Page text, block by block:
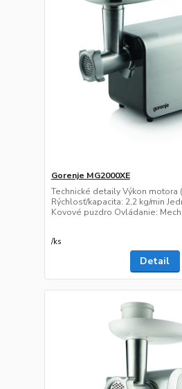
Gorenje MG2000XE
Technické detaily Výkon motora
Rýchlosť/kapacita: 2,2 kg/min
Kovové puzdro Ovládanie:
/ks
Detail